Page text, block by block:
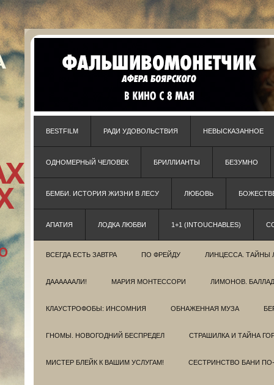
BESTFILM РАДИ УДОВОЛЬСТВИЯ НЕВЫСКАЗАННОЕ
ОДНОМЕРНЫЙ ЧЕЛОВЕК БРИЛЛИАНТЫ БЕЗУМНО
БЕМБИ. ИСТОРИЯ ЖИЗНИ В ЛЕСУ ЛЮБОВЬ
АПАТИЯ ЛОДКА ЛЮБВИ 1+1 (INTOUCHABLES)
ВСЕГДА ЕСТЬ ЗАВТРА ПО ФРЕЙДУ ЛИНЦЕССА. ТАЙНЫ
ДААААААЛИ! МАРИЯ МОНТЕССОРИ ЛИМОНОВ.
КЛАУСТРОФОБЫ: ИНСОМНИЯ ОБНАЖЕННАЯ МУЗА
ГНОМЫ. НОВОГОДНИЙ БЕСПРЕДЕЛ СТРАШИЛКА И ТАЙНА
МИСТЕР БЛЕЙК К ВАШИМ УСЛУГАМ! СЕСТРИНСТВО БАНИ